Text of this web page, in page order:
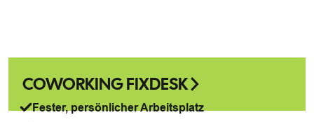
COWORKING FIXDESK
Fester, persönlicher Arbeitsplatz